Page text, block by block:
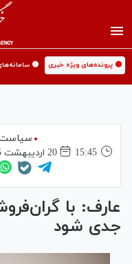
🟡 پرونده‌های ویژه خبری 🟡
15:45
20 ارديبهشت 1405
عارف: با
جدی شود